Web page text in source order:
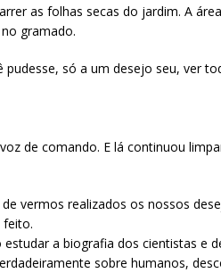
as folhas secas do jardim. A
gramado.
só a um desejo seu, ver
de comando. E lá continuou
vermos realizados os nossos
feito.
a biografia dos cientistas e
sobre humanos,